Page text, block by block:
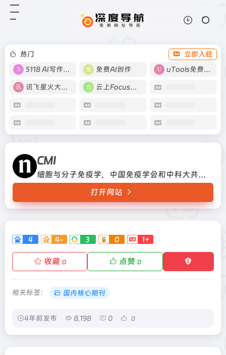
热门
立即入驻
5118 AI写作工具
免费AI创作 uTools免费工具箱
讯飞星火大模型 云上Focus接码
CMI
细胞与分子免疫学，中国免疫学会和中科大共同主办
打开网站
4 4- 3 0 1+
收藏 0 点赞 0
相关标签： 国内核心期刊
4年前发布 8,198 0 0